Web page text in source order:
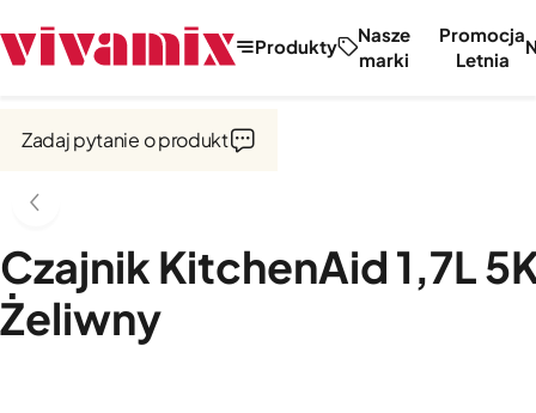
Produkty
Nasze
marki
Promocja
Letnia
Czajnik KitchenAid 1,7L
Żeliwny
Zadaj pytanie o produkt